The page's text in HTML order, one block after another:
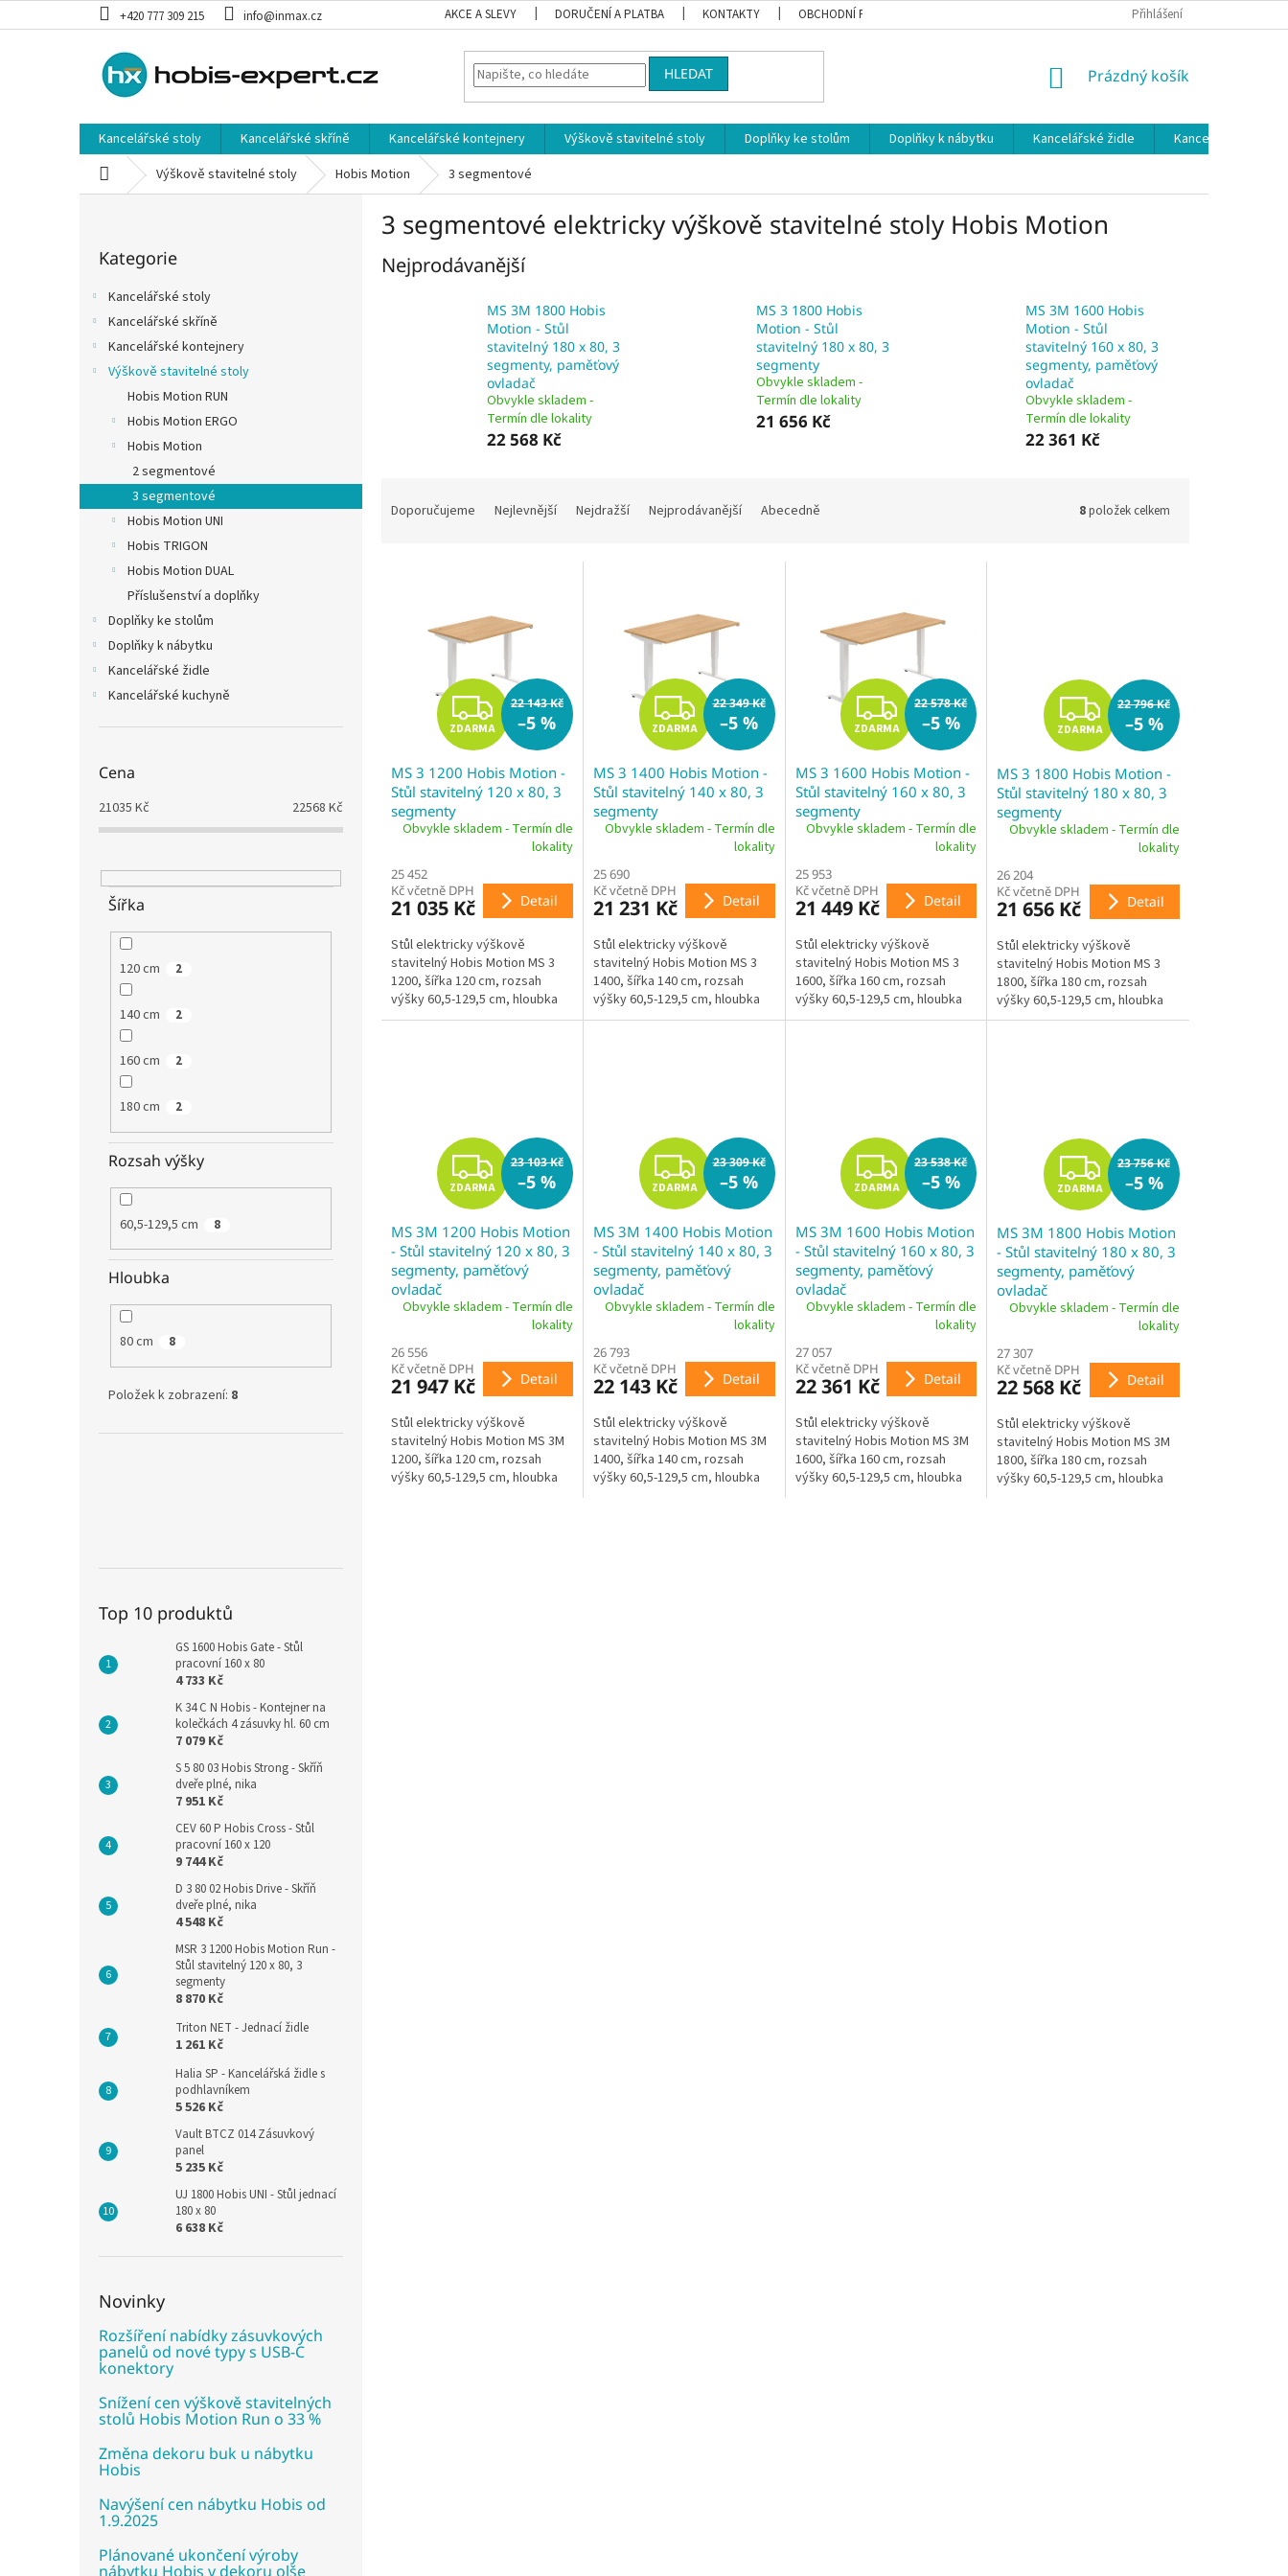
na
+420 777 309 215 info@inmax.cz AKCE A SLEVY DORUČENÍ A PLATBA KONTAKTY OBCHODNÍ PODMÍNKY Přihlášení
HLEDAT
NÁKUPNÍ
Prázdný košík
Kancelářské stoly Kancelářské skříně Kancelářské kontejnery Výškově stavitelné stoly Doplňky ke stolům Doplňky k nábytku Kancelářské židle
Kancelářské
Domů Výškově stavitelné stoly Hobis Motion 3 segmentové
l
kategorie
Kategorie
Kancelářské stoly
Kancelářské skříně
Kancelářské kontejnery
Výškově stavitelné stoly
Hobis Motion RUN
Hobis Motion ERGO
Hobis Motion
2 segmentové
3 segmentové
Hobis Motion UNI
Hobis TRIGON
Hobis Motion DUAL
Příslušenství a doplňky
Doplňky ke stolům
Doplňky k nábytku
Kancelářské židle
Kancelářské kuchyně
Cena
21035 Kč 22568 Kč
Šířka
120 cm 2
140 cm 2
160 cm 2
180 cm 2
Rozsah výšky
60,5-129,5 cm 8
Hloubka
80 cm 8
Položek k zobrazení: 8
Top 10 produktů
GS 1600 Hobis Gate - Stůl
pracovní 160 x 80
4 733 Kč
K 34 C N Hobis - Kontejner na
kolečkách 4 zásuvky hl. 60 cm
7 079 Kč
S 5 80 03 Hobis Strong - Skříň
dveře plné, nika
7 951 Kč
CEV 60 P Hobis Cross - Stůl
pracovní 160 x 120
9 744 Kč
D 3 80 02 Hobis Drive - Skříň
dveře plné, nika
4 548 Kč
MSR 3 1200 Hobis Motion Run -
Stůl stavitelný 120 x 80, 3
segmenty
8 870 Kč
Triton NET - Jednací židle
1 261 Kč
Halia SP - Kancelářská židle s
podhlavníkem
5 526 Kč
Vault BTCZ 014 Zásuvkový
panel
5 235 Kč
UJ 1800 Hobis UNI - Stůl jednací
180 x 80
6 638 Kč
Novinky
Rozšíření nabídky zásuvkových
panelů od nové typy s USB-C
konektory
Snížení cen výškově stavitelných
stolů Hobis Motion Run o 33 %
Změna dekoru buk u nábytku
Hobis
Navýšení cen nábytku Hobis od
1.9.2025
Plánované ukončení výroby
nábytku Hobis v dekoru olše
3 segmentové elektricky výškově stavitelné stoly Hobis Motion
Nejprodávanější
MS 3M 1800 Hobis
Motion - Stůl
stavitelný 180 x 80, 3
segmenty, paměťový
ovladač
Obvykle skladem -
Termín dle lokality
22 568 Kč
MS 3 1800 Hobis
Motion - Stůl
stavitelný 180 x 80, 3
segmenty
Obvykle skladem -
Termín dle lokality
21 656 Kč
MS 3M 1600 Hobis
Motion - Stůl
stavitelný 160 x 80, 3
segmenty, paměťový
ovladač
Obvykle skladem -
Termín dle lokality
22 361 Kč
Doporučujeme Nejlevnější Nejdražší Nejprodávanější Abecedně 8položek celkem
ů
Z
D
A
R
A
ZDARMA
22 143 Kč
–5 %
MS 3 1200 Hobis Motion -
Stůl stavitelný 120 x 80, 3
segmenty
Obvykle skladem - Termín dle
lokality
25 452
Kč včetně DPH
21 035 Kč Detail
Stůl elektricky výškově
stavitelný Hobis Motion MS 3
1200, šířka 120 cm, rozsah
výšky 60,5-129,5 cm, hloubka
80 cm, standardní ovladač,
Z
D
A
R
A
ZDARMA
22 349 Kč
–5 %
MS 3 1400 Hobis Motion -
Stůl stavitelný 140 x 80, 3
segmenty
Obvykle skladem - Termín dle
lokality
25 690
Kč včetně DPH
21 231 Kč Detail
Stůl elektricky výškově
stavitelný Hobis Motion MS 3
1400, šířka 140 cm, rozsah
výšky 60,5-129,5 cm, hloubka
80 cm, standardní ovladač,
Z
D
A
R
A
ZDARMA
22 578 Kč
–5 %
MS 3 1600 Hobis Motion -
Stůl stavitelný 160 x 80, 3
segmenty
Obvykle skladem - Termín dle
lokality
25 953
Kč včetně DPH
21 449 Kč Detail
Stůl elektricky výškově
stavitelný Hobis Motion MS 3
1600, šířka 160 cm, rozsah
výšky 60,5-129,5 cm, hloubka
80 cm, standardní ovladač,
Z
D
A
R
A
ZDARMA
22 796 Kč
–5 %
MS 3 1800 Hobis Motion -
Stůl stavitelný 180 x 80, 3
segmenty
Obvykle skladem - Termín dle
lokality
26 204
Kč včetně DPH
21 656 Kč Detail
Stůl elektricky výškově
stavitelný Hobis Motion MS 3
1800, šířka 180 cm, rozsah
výšky 60,5-129,5 cm, hloubka
80 cm, standardní ovladač,
Z
D
A
R
A
ZDARMA
23 103 Kč
–5 %
MS 3M 1200 Hobis Motion
- Stůl stavitelný 120 x 80, 3
segmenty, paměťový
ovladač
Obvykle skladem - Termín dle
lokality
26 556
Kč včetně DPH
21 947 Kč Detail
Stůl elektricky výškově
stavitelný Hobis Motion MS 3M
1200, šířka 120 cm, rozsah
výšky 60,5-129,5 cm, hloubka
Z
D
A
R
A
ZDARMA
23 309 Kč
–5 %
MS 3M 1400 Hobis Motion
- Stůl stavitelný 140 x 80, 3
segmenty, paměťový
ovladač
Obvykle skladem - Termín dle
lokality
26 793
Kč včetně DPH
22 143 Kč Detail
Stůl elektricky výškově
stavitelný Hobis Motion MS 3M
1400, šířka 140 cm, rozsah
výšky 60,5-129,5 cm, hloubka
Z
D
A
R
A
ZDARMA
23 538 Kč
–5 %
MS 3M 1600 Hobis Motion
- Stůl stavitelný 160 x 80, 3
segmenty, paměťový
ovladač
Obvykle skladem - Termín dle
lokality
27 057
Kč včetně DPH
22 361 Kč Detail
Stůl elektricky výškově
stavitelný Hobis Motion MS 3M
1600, šířka 160 cm, rozsah
výšky 60,5-129,5 cm, hloubka
Z
D
A
R
A
ZDARMA
23 756 Kč
–5 %
MS 3M 1800 Hobis Motion
- Stůl stavitelný 180 x 80, 3
segmenty, paměťový
ovladač
Obvykle skladem - Termín dle
lokality
27 307
Kč včetně DPH
22 568 Kč Detail
Stůl elektricky výškově
stavitelný Hobis Motion MS 3M
1800, šířka 180 cm, rozsah
výšky 60,5-129,5 cm, hloubka